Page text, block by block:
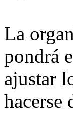
La
pondrá
ajustar
hacerse